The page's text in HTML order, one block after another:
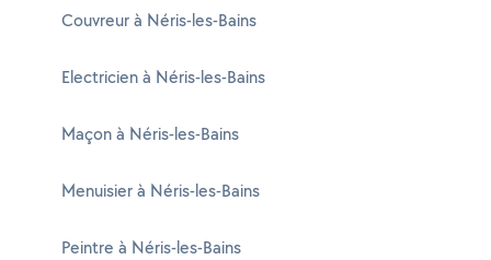
Couvreur à Néris-les-Bains
Electricien à Néris-les-Bains
Maçon à Néris-les-Bains
Menuisier à Néris-les-Bains
Peintre à Néris-les-Bains